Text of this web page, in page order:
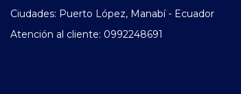
Ciudades: Puerto López, Manabí - Ecuador
Atención al cliente: 0992248691